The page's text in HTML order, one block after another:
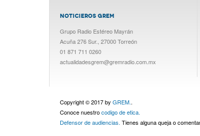
NOTICIEROS GREM
Grupo Radio Estéreo Mayrán
Acuña 276 Sur., 27000 Torreón
01 871 711 0260
actualidadesgrem@gremradio.com.mx
Copyright © 2017 by GREM..
Conoce nuestrocodigo de etica.
Defensor de audiencias. Tienes alguna queja o